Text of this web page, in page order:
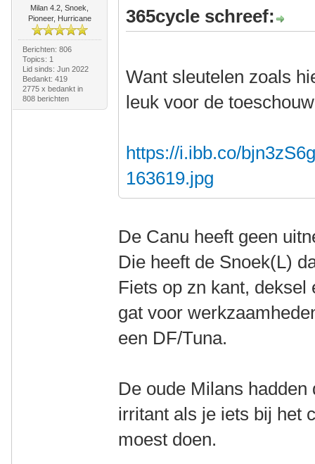
Milan 4.2, Snoek,
Pioneer, Hurricane
Berichten: 806
Topics: 1
Lid sinds: Jun 2022
Bedankt: 419
2775 x bedankt in
808 berichten
365cycle schreef:
Want sleutelen zoals
leuk voor de
https://i.ibb.co/
163619.jpg
De Canu heeft geen
Die heeft de Snoek(L)
Fiets op zn kant,
gat voor
een DF/Tuna.
De oude Milans
irritant als je iets bij het
moest doen.